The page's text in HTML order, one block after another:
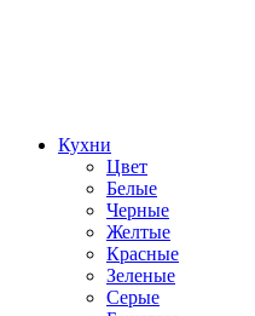
Кухни
Цвет
Белые
Черные
Желтые
Красные
Зеленые
Серые